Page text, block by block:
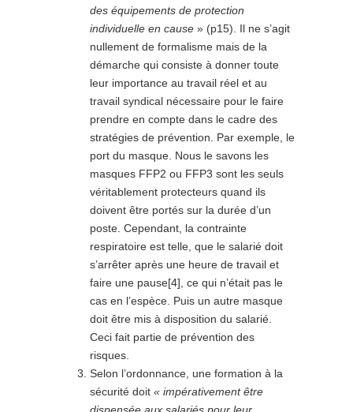
des équipements de protection
individuelle en cause » (p15). Il ne s’agit
nullement de formalisme mais de la
démarche qui consiste à donner toute
leur importance au travail réel et au
travail syndical nécessaire pour le faire
prendre en compte dans le cadre des
stratégies de prévention. Par exemple, le
port du masque. Nous le savons les
masques FFP2 ou FFP3 sont les seuls
véritablement protecteurs quand ils
doivent être portés sur la durée d’un
poste. Cependant, la contrainte
respiratoire est telle, que le salarié doit
s’arrêter après une heure de travail et
faire une pause[4], ce qui n’était pas le
cas en l’espèce. Puis un autre masque
doit être mis à disposition du salarié.
Ceci fait partie de prévention des
risques.
Selon l’ordonnance, une formation à la
sécurité doit « impérativement être